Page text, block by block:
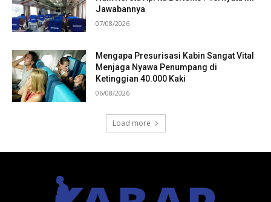
Jawabannya
07/08/2026
Mengapa Presurisasi Kabin Sangat Vital
Menjaga Nyawa Penumpang di
Ketinggian 40.000 Kaki
06/08/2026
Load more